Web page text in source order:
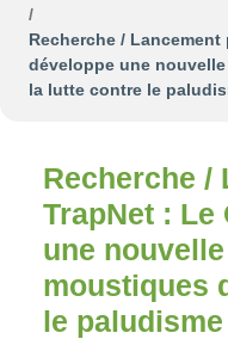
Recherche / Lancement
développe une
la lutte contre le
Recherche /
TrapNet : Le
une
moustiques
le paludisme